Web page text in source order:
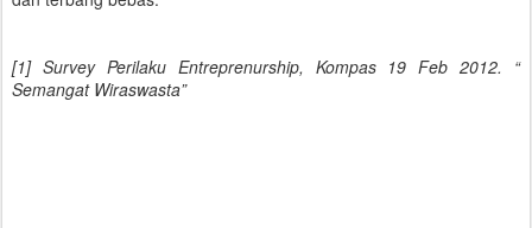
[1] Survey Perilaku Entreprenurship, Kompas 19 Feb 2012. “
Semangat Wiraswasta”